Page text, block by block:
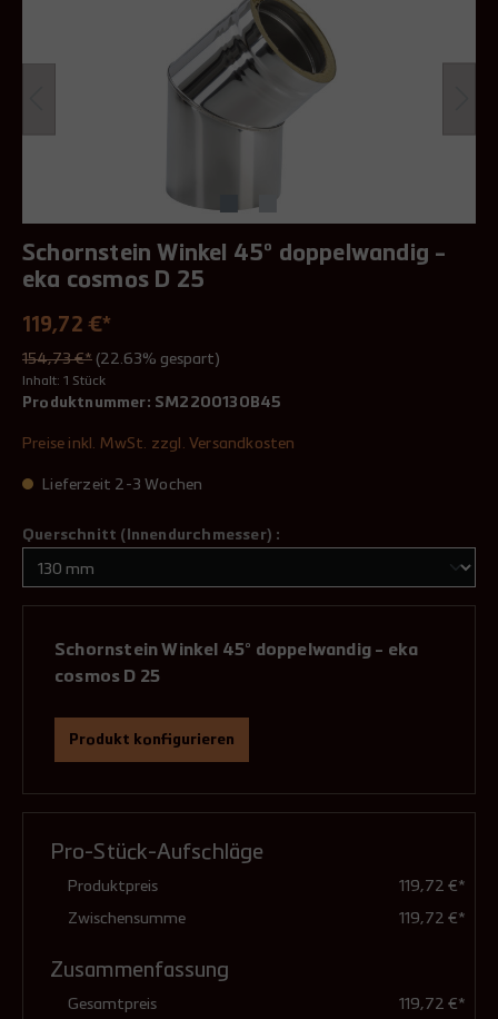
Schornstein Winkel 45° doppelwandig -
eka cosmos D 25
119,72 €*
154,73 €* (22.63% gespart)
Inhalt: 1 Stück
Produktnummer: SM2200130B45
Preise inkl. MwSt. zzgl. Versandkosten
Lieferzeit 2-3 Wochen
Querschnitt (Innendurchmesser) :
Schornstein Winkel 45° doppelwandig - eka
cosmos D 25
Produkt konfigurieren
druckdicht (mit Dichtungen)
Pro-Stück-Aufschläge
Produktpreis 119,72 €*
Zwischensumme 119,72 €*
Zusammenfassung
Gesamtpreis 119,72 €*